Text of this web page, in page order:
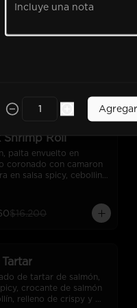
Scallop
Shrimp Roll
palta envuelto en
coronado con camaron
en salsa spicy, cebollin,
$16.200
Tartar
de tartar de salmón,
crocante de salmón
relleno de crispy y
Agregar